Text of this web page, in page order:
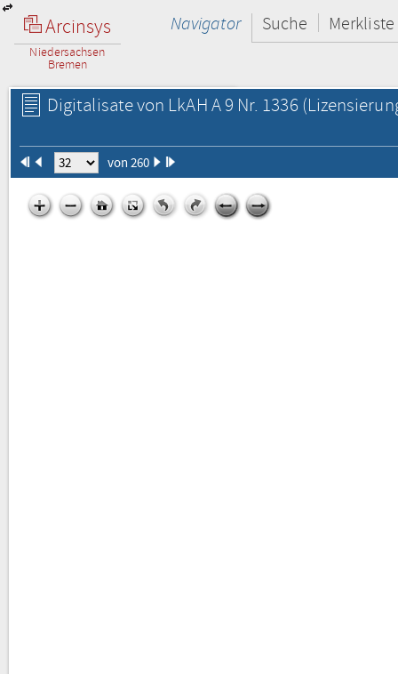
Arcinsys
Niedersachsen
Bremen
Navigator Suche Merkliste
Digitalisate von LkAH A 9 Nr. 1336
von 260